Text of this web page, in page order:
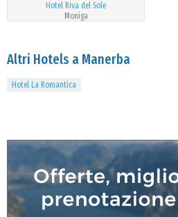
Hotel Riva del Sole
Moniga
Altri Hotels a Manerba
Hotel La Romantica